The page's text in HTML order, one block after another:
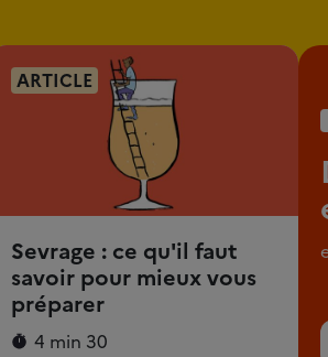
ARTICLE
Sevrage : ce qu'il faut
savoir pour mieux vous
préparer
4 min 30